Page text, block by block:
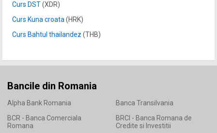
Curs DST(XDR)
Curs Kuna croata (HRK)
Curs Bahtul thailandez (THB)
Bancile din Romania
Alpha Bank Romania
Banca Transilvania
BCR - Banca Comerciala
Romana
BRCI - Banca Romana de
Credite si Investitii